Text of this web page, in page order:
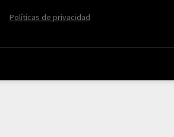
Políticas de privacidad